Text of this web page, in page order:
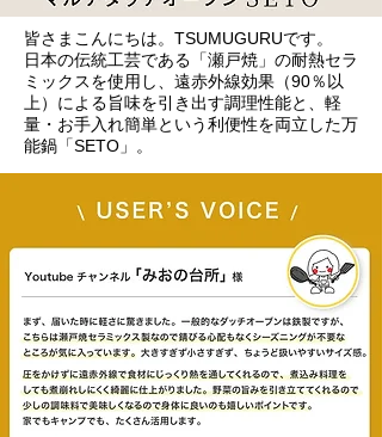
皆さまこんにちは。TSUMUGURUです。
日本の伝統工芸である「瀬戸焼」の耐熱セラ
ミックスを使用し、遠赤外線効果（90％以
上）による旨味を引き出す調理性能と、軽
量・お手入れ簡単という利便性を両立した万
能鍋「SETO」。